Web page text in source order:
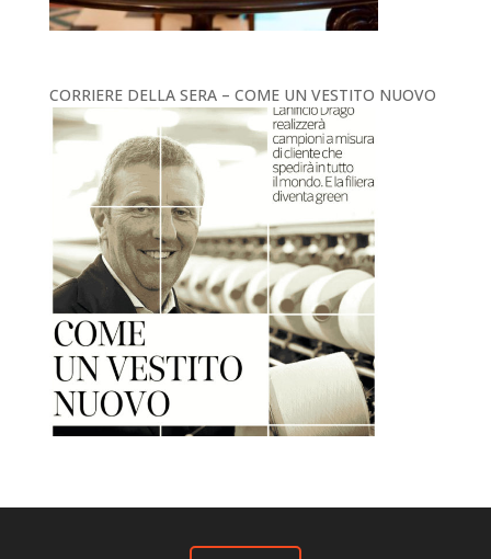
CORRIERE DELLA SERA – COME UN VESTITO NUOVO